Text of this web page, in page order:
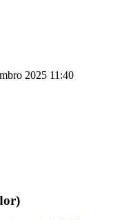
2025 11:40